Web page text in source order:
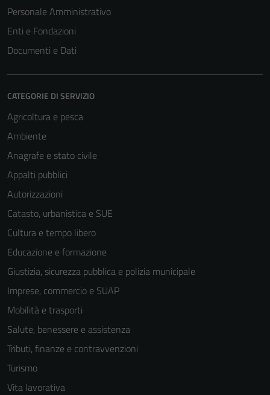
Personale Amministrativo
Enti e Fondazioni
Documenti e Dati
CATEGORIE DI SERVIZIO
Agricoltura e pesca
Ambiente
Anagrafe e stato civile
Appalti pubblici
Autorizzazioni
Catasto, urbanistica e SUE
Cultura e tempo libero
Educazione e formazione
Giustizia, sicurezza pubblica e polizia municipale
Imprese, commercio e SUAP
Mobilità e trasporti
Salute, benessere e assistenza
Tributi, finanze e contravvenzioni
Turismo
Vita lavorativa